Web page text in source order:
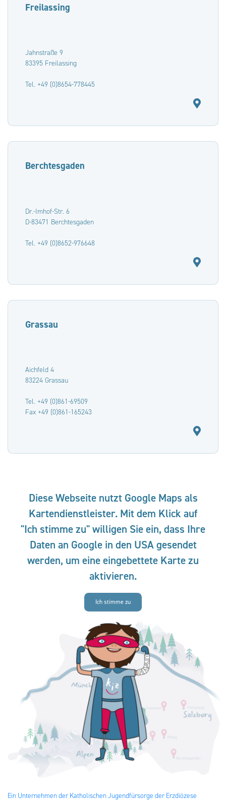
Freilassing
Jahnstraße 9
83395 Freilassing
Tel. +49 (0)8654-778445
Berchtesgaden
Dr.-Imhof-Str. 6
D-83471 Berchtesgaden
Tel. +49 (0)8652-976648
Grassau
Aichfeld 4
83224 Grassau
Tel. +49 (0)861-69509
Fax +49 (0)861-165243
Diese Webseite nutzt Google Maps als
Kartendienstleister. Mit dem Klick auf
"Ich stimme zu" willigen Sie ein, dass Ihre
Daten an Google in den USA gesendet
werden, um eine eingebettete Karte zu
aktivieren.
Ich stimme zu
Ein Unternehmen der Katholischen Jugendfürsorge der Erzdiözese